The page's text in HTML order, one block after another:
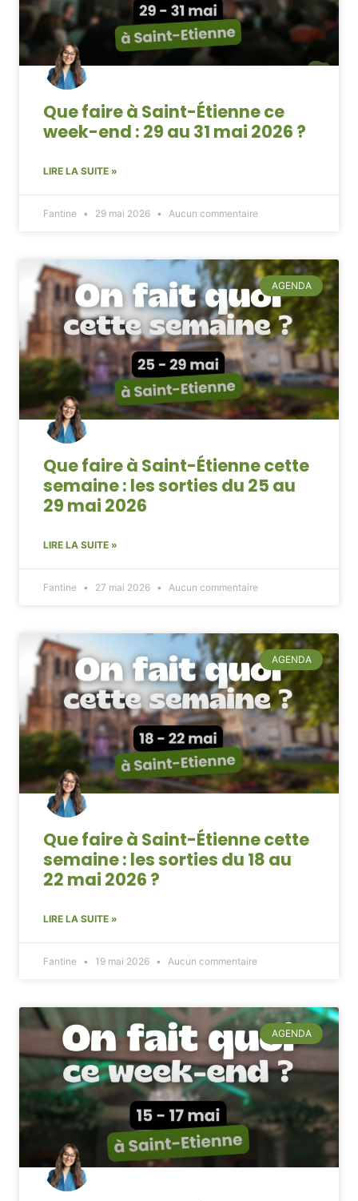
Que faire à Saint-Étienne ce
week-end : 29 au 31 mai 2026 ?
LIRE LA SUITE »
Fantine 29 mai 2026 Aucun commentaire
AGENDA
Que faire à Saint-Étienne cette
semaine : les sorties du 25 au
29 mai 2026
LIRE LA SUITE »
Fantine 27 mai 2026 Aucun commentaire
AGENDA
Que faire à Saint-Étienne cette
semaine : les sorties du 18 au
22 mai 2026 ?
LIRE LA SUITE »
Fantine 19 mai 2026 Aucun commentaire
AGENDA